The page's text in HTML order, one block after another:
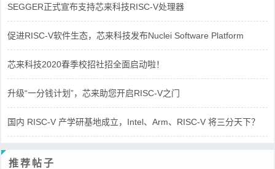
SEGGER正式宣布支持芯来科技RISC-V处理器
促进RISC-V软件生态，芯来科技发布Nuclei Software Platform
芯来科技2020春季校招社招全面启动啦！
升级“一分钱计划”，芯来助您开启RISC-V之门
国内 RISC-V 产学研基地成立，Intel、Arm、RISC-V 将三分天下？
推荐帖子